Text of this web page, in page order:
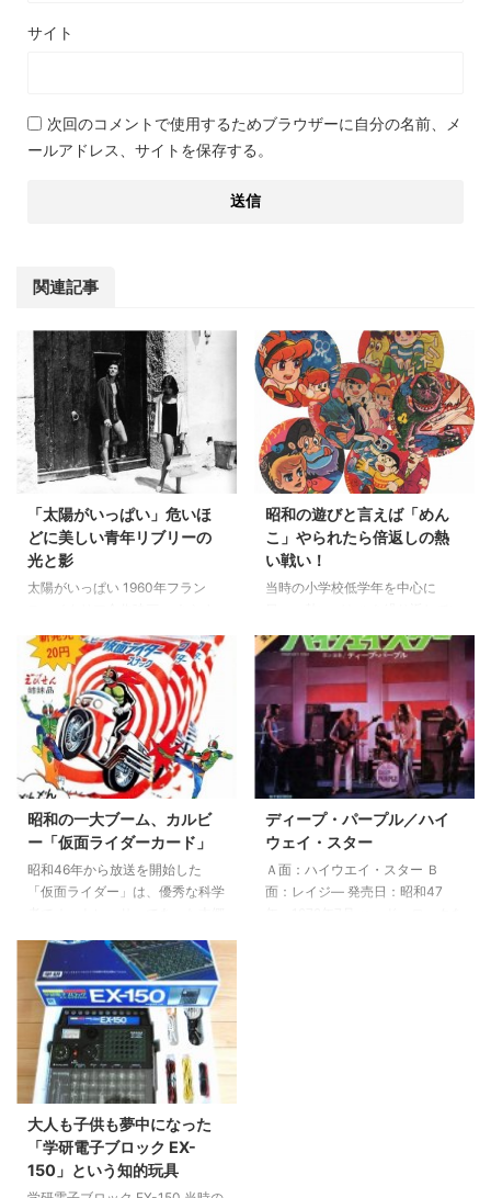
サイト
次回のコメントで使用するためブラウザーに自分の名前、メ
ールアドレス、サイトを保存する。
関連記事
「太陽がいっぱい」危いほ
どに美しい青年リブリーの
光と影
太陽がいっぱい 1960年フラン
じ アラン・ドロン扮する貧しい
青年トム・リプリーは、富豪のグ
リンリーフに息子の友人であると
信じ込ませ、放浪中の息子フィリ
ップを連れ戻すよう依頼される。
しかしフィリップに帰国の意思は
無いと告げられ、謝礼金が得られ
なくなったトムは金銭目当てで行
動を共にするのだが……。 自分と
は世界の違う人達への憧れと嫉妬
富豪のフィリップになりすます
為、スクリーンに拡大したサイン
を何度もなぞって真似る場面やラ
「太陽がいっぱいだ」とつぶ ...
昭和の遊びと言えば「めん
こ」やられたら倍返しの熱
い戦い！
当時の小学校低学年を中心に
た「めんこ」遊び 地域によって
は遊び方が違うらしいが、自分の
地元では相手のめんこをひっくり
返すか場外に弾き飛ばすかで勝敗
が決まっていた。 単純に見える
遊びの中にも欲深い計算や騙し合
いがあり、なかなかあなどれない
知力と体力勝負の遊びだったと記
憶している。 放課後になるとい
つも公園や道端でどこからともな
く人が集まり試合？が開始され
る。 いつの間にか見知らぬ子供
が混ざっていたり、どこからか遠
昭和の一大ブーム、カルビ
ー「仮面ライダーカード」
昭和46年から放送を開始した
「仮面ライダー」は、優秀な科学
ョッカーによって拉致され、バッ
タの能力を持つ改造人間にされて
しまうことから始まる物語。原作
はサイボーグ009等でもおなじみ
の石ノ森章太郎。 ショッカーが
作り出す不気味で凶悪な怪人を
次々に倒し、地球の平和を守って
の憧れであった。 仮面ライダー
が乗っていた超高性能バイク「サ
イクロン号」は凄かった。原子力
ディープ・パープル／ハイ
ウェイ・スター
Ａ面：ハイウエイ・スター Ｂ
面：レイジ― 発売日：昭和47
大人も子供も夢中になった
「学研電子ブロック EX-
150」という知的玩具